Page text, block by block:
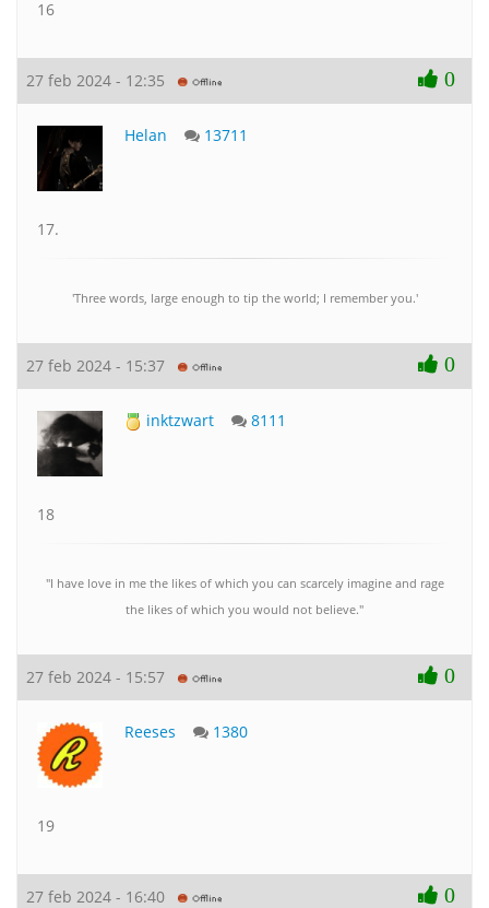
16
27 feb 2024 - 12:35 0
Helan 13711
17.
'Three words, large enough to tip the world; I remember you.'
27 feb 2024 - 15:37 0
inktzwart 8111
18
"I have love in me the likes of which you can scarcely imagine and rage
the likes of which you would not believe."
27 feb 2024 - 15:57 0
Reeses 1380
19
27 feb 2024 - 16:40 0